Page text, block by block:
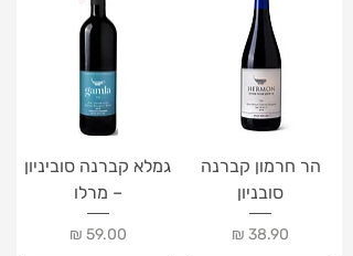
הר חרמון קברנה
סובניון
מחיר
גמלא קברנה סוביניון
– מרלו
מחיר